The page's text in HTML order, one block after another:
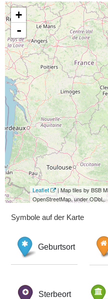
+
-
Leaflet
| Map tiles by BSB
OpenStreetMap, under ODbL.
Symbole auf der Karte
Geburtsort
Sterbeort